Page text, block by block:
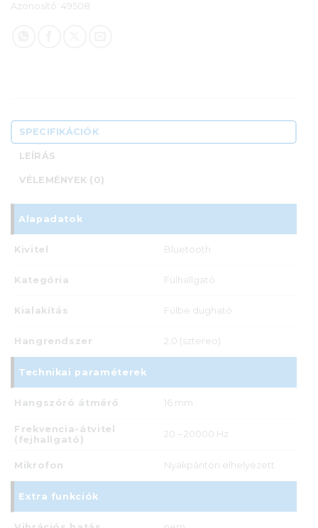
Azonosító: 49508
SPECIFIKÁCIÓK
LEÍRÁS
VÉLEMÉNYEK (0)
Alapadatok
Kivitel Bluetooth
Kategória Fülhallgató
Kialakítás Fülbe dugható
Hangrendszer 2.0 (sztereo)
Technikai paraméterek
Hangszóró átmérő 16 mm
Frekvencia-átvitel
(fejhallgató)
20 – 20000 Hz
Mikrofon Nyakpánton elhelyezett
Extra funkciók